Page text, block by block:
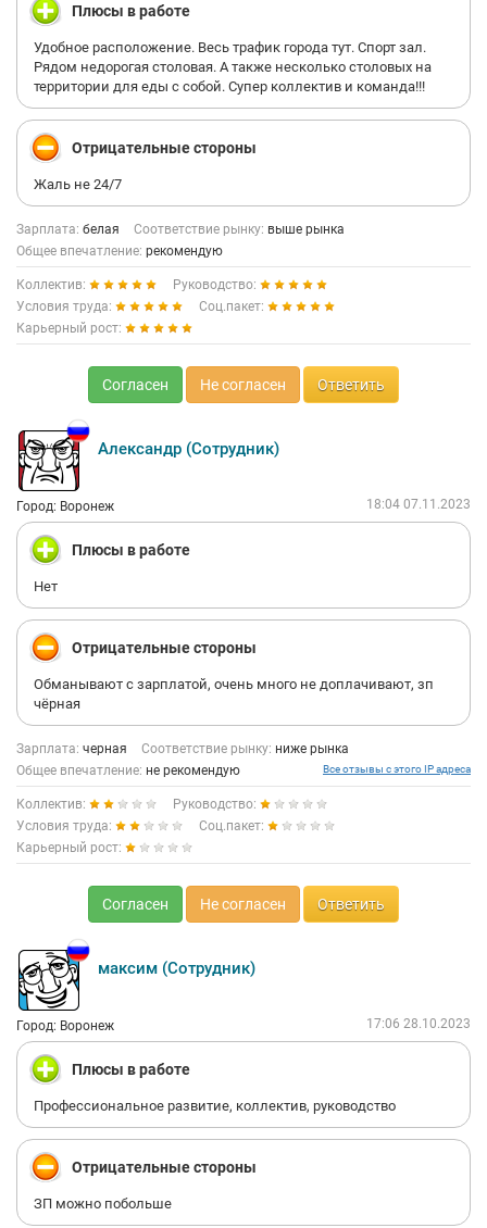
Плюсы в работе
Удобное расположение. Весь трафик города тут. Спорт зал.
Рядом недорогая столовая. А также несколько столовых на
территории для еды с собой. Супер коллектив и команда!!!
Отрицательные стороны
Жаль не 24/7
Зарплата: белая Соответствие рынку: выше рынка
Общее впечатление: рекомендую
Коллектив:
Руководство:
Условия труда:
Соц.пакет:
Карьерный рост:
Согласен Не согласен Ответить
Александр (Сотрудник)
Город: Воронеж 18:04 07.11.2023
Плюсы в работе
Нет
Отрицательные стороны
Обманывают с зарплатой, очень много не доплачивают, зп
чёрная
Зарплата: черная Соответствие рынку: ниже рынка
Общее впечатление: не рекомендую Все отзывы с этого IP адреса
Коллектив:
Руководство:
Условия труда:
Соц.пакет:
Карьерный рост:
Согласен Не согласен Ответить
максим (Сотрудник)
Город: Воронеж 17:06 28.10.2023
Плюсы в работе
Профессиональное развитие, коллектив, руководство
Отрицательные стороны
ЗП можно побольше